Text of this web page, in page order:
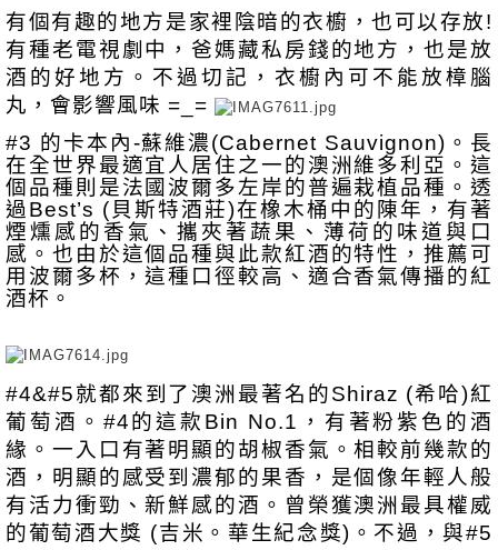
有個有趣的地方是家裡陰暗的衣櫥，也可以存放!
有種老電視劇中，爸媽藏私房錢的地方，也是放
酒的好地方。不過切記，衣櫥內可不能放樟腦
丸，會影響風味 =_=
#3 的卡本內-蘇維濃(Cabernet Sauvignon)。長
在全世界最適宜人居住之一的澳洲維多利亞。這
個品種則是法國波爾多左岸的普遍栽植品種。透
過Best’s (貝斯特酒莊)在橡木桶中的陳年，有著
煙燻感的香氣、攜夾著蔬果、薄荷的味道與口
感。也由於這個品種與此款紅酒的特性，推薦可
用波爾多杯，這種口徑較高、適合香氣傳播的紅
酒杯。
#4&#5就都來到了澳洲最著名的Shiraz (希哈)紅
葡萄酒。#4的這款Bin No.1，有著粉紫色的酒
緣。一入口有著明顯的胡椒香氣。相較前幾款的
酒，明顯的感受到濃郁的果香，是個像年輕人般
有活力衝勁、新鮮感的酒。曾榮獲澳洲最具權威
的葡萄酒大獎 (吉米。華生紀念獎)。不過，與#5